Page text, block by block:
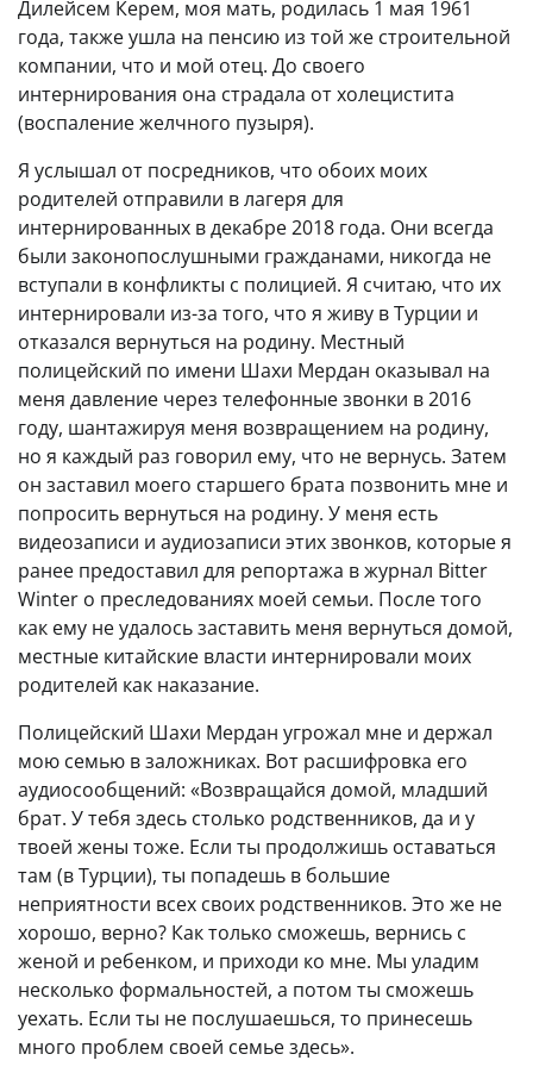
Дилейсем Керем, моя мать, родилась 1 мая 1961
года, также ушла на пенсию из той же строительной
компании, что и мой отец. До своего
интернирования она страдала от холецистита
(воспаление желчного пузыря).
Я услышал от посредников, что обоих моих
родителей отправили в лагеря для
интернированных в декабре 2018 года. Они всегда
были законопослушными гражданами, никогда не
вступали в конфликты с полицией. Я считаю, что их
интернировали из-за того, что я живу в Турции и
отказался вернуться на родину. Местный
полицейский по имени Шахи Мердан оказывал на
меня давление через телефонные звонки в 2016
году, шантажируя меня возвращением на родину,
но я каждый раз говорил ему, что не вернусь. Затем
он заставил моего старшего брата позвонить мне и
попросить вернуться на родину. У меня есть
видеозаписи и аудиозаписи этих звонков, которые я
ранее предоставил для репортажа в журнал Bitter
Winter о преследованиях моей семьи. После того
как ему не удалось заставить меня вернуться домой,
местные китайские власти интернировали моих
родителей как наказание.
Полицейский Шахи Мердан угрожал мне и держал
мою семью в заложниках. Вот расшифровка его
аудиосообщений: «Возвращайся домой, младший
брат. У тебя здесь столько родственников, да и у
твоей жены тоже. Если ты продолжишь оставаться
там (в Турции), ты попадешь в большие
неприятности всех своих родственников. Это же не
хорошо, верно? Как только сможешь, вернись с
женой и ребенком, и приходи ко мне. Мы уладим
несколько формальностей, а потом ты сможешь
уехать. Если ты не послушаешься, то принесешь
много проблем своей семье здесь».